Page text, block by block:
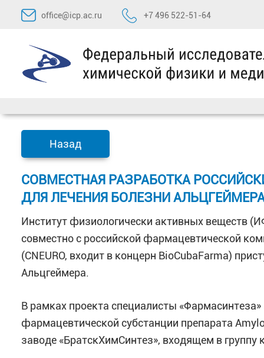
Перейти
содержимому
office@icp.ac.ru +7 496 522-51-64
Назад
СОВМЕСТНАЯ РАЗРАБОТКА
ДЛЯ ЛЕЧЕНИЯ БОЛЕЗНИ
Институт физиологически активных веществ
совместно с российской фармацевтической
(CNEURO, входит в концерн BioCubaFarma)
Альцгеймера.
В рамках проекта специалисты
фармацевтической субстанции препарата
заводе «БратскХимСинтез», входящем в группу